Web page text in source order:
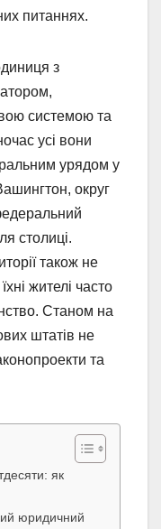
питаннях.
з
системою та
усі вони
урядом у
округ
столиці.
також не
жителі часто
Станом на
штатів не
та
як
юридичний